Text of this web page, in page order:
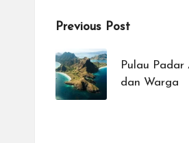
Post
navigation
Previous Post
Pulau
dan Warga